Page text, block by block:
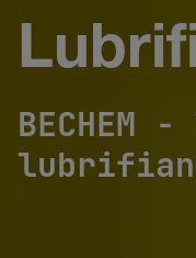
BECHEM